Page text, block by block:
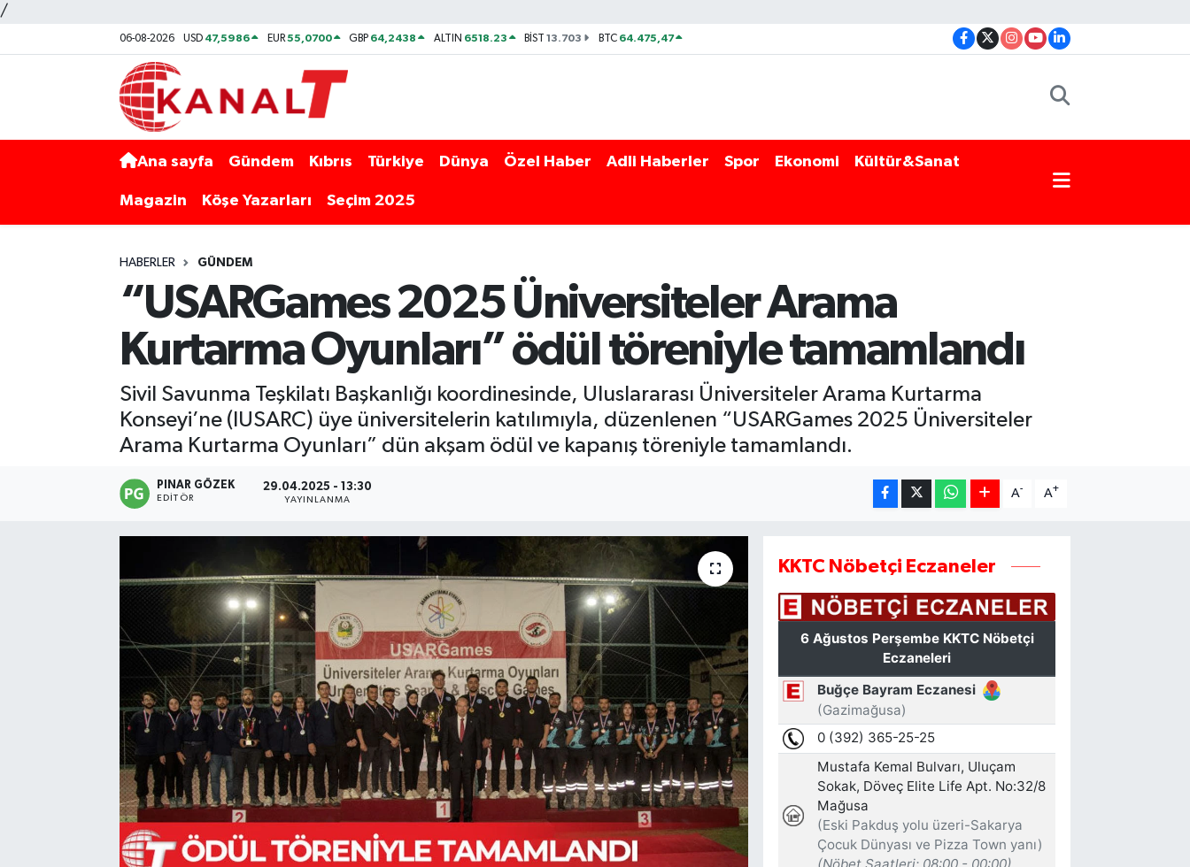
/
06-08-2026 USD 47,5986 EUR55,0700 GBP 64,2438 ALTIN 6518.23 BİST13.703 BTC 64.475,47
Ana sayfa Gündem Kıbrıs Türkiye Dünya Özel Haber Adli Haberler Spor Ekonomi Kültür&Sanat
Magazin Köşe Yazarları Seçim 2025
HABERLER GÜNDEM
“USARGames 2025 Üniversiteler Arama
Kurtarma Oyunları” ödül töreniyle tamamlandı
Sivil Savunma Teşkilatı Başkanlığı koordinesinde, Uluslararası Üniversiteler Arama Kurtarma
Konseyi’ne (IUSARC) üye üniversitelerin katılımıyla, düzenlenen “USARGames 2025 Üniversiteler
Arama Kurtarma Oyunları” dün akşam ödül ve kapanış töreniyle tamamlandı.
PINAR GÖZEK
EDITÖR
29.04.2025 - 13:30
YAYINLANMA
A- A+
KKTC Nöbetçi Eczaneler